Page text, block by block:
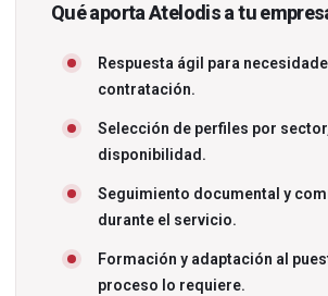
Qué aporta Atelodis a tu
Respuesta ágil para
contratación.
Selección de perfiles por
disponibilidad.
Seguimiento documental y
durante el servicio.
Formación y adaptación al
proceso lo requiere.